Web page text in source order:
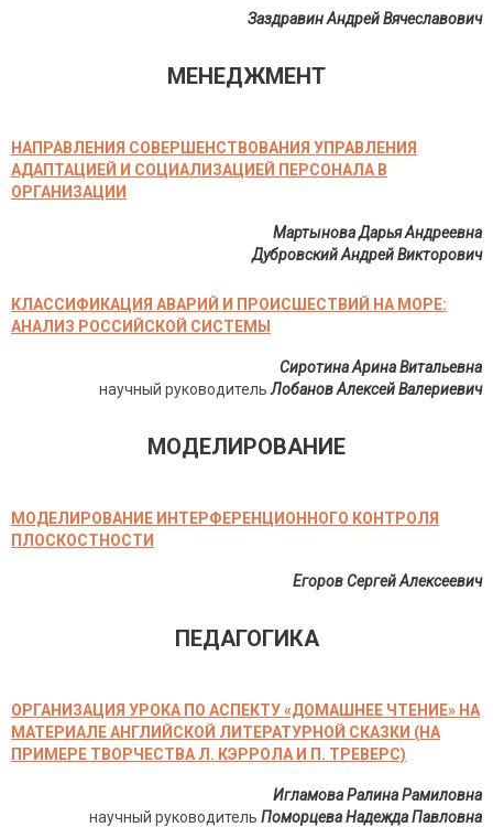
Заздравин Андрей Вячеславович
МЕНЕДЖМЕНТ
НАПРАВЛЕНИЯ СОВЕРШЕНСТВОВАНИЯ УПРАВЛЕНИЯ
АДАПТАЦИЕЙ И СОЦИАЛИЗАЦИЕЙ ПЕРСОНАЛА В
ОРГАНИЗАЦИИ
Мартынова Дарья Андреевна
Дубровский Андрей Викторович
КЛАССИФИКАЦИЯ АВАРИЙ И ПРОИСШЕСТВИЙ НА МОРЕ:
АНАЛИЗ РОССИЙСКОЙ СИСТЕМЫ
Сиротина Арина Витальевна
научный руководительЛобанов Алексей Валериевич
МОДЕЛИРОВАНИЕ
МОДЕЛИРОВАНИЕ ИНТЕРФЕРЕНЦИОННОГО КОНТРОЛЯ
ПЛОСКОСТНОСТИ
Егоров Сергей Алексеевич
ПЕДАГОГИКА
ОРГАНИЗАЦИЯ УРОКА ПО АСПЕКТУ «ДОМАШНЕЕ ЧТЕНИЕ» НА
МАТЕРИАЛЕ АНГЛИЙСКОЙ ЛИТЕРАТУРНОЙ СКАЗКИ (НА
ПРИМЕРЕ ТВОРЧЕСТВА Л. КЭРРОЛА И П. ТРЕВЕРС)
Игламова Ралина Рамиловна
научный руководитель Поморцева Надежда Павловна